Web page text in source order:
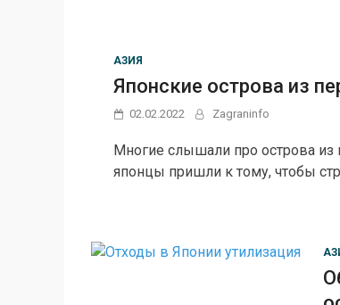
АЗИЯ
Японские острова из
02.02.2022 Zagraninfo
Многие слышали про острова из
японцы пришли к тому, чтобы